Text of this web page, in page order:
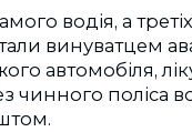
водія, а
винуватцем
автомобіля,
чинного поліса